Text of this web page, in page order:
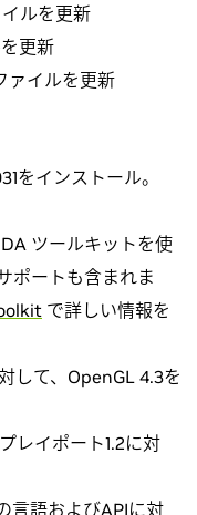
ルを更新
更新
ァイルを更新
をインストール。
ツールキットを使
ポートも含まれま
で詳しい情報を
して、OpenGL 4.3を
レイポート1.2に対
言語およびAPIに対